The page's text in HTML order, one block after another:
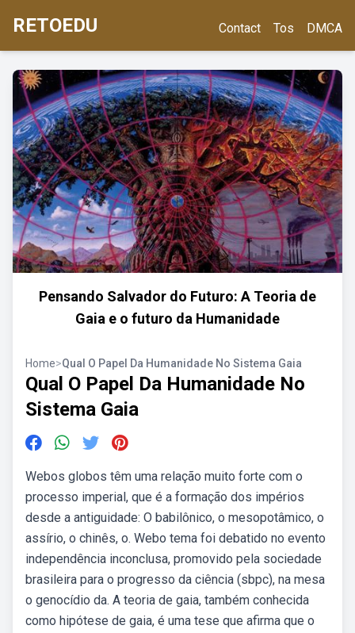
RETOEDU Contact Tos DMCA
Pensando Salvador do Futuro: A Teoria de
Gaia e o futuro da Humanidade
Home>Qual O Papel Da Humanidade No Sistema Gaia
Qual O Papel Da Humanidade No
Sistema Gaia
Webos globos têm uma relação muito forte com o
processo imperial, que é a formação dos impérios
desde a antiguidade: O babilônico, o mesopotâmico, o
assírio, o chinês, o. Webo tema foi debatido no evento
independência inconclusa, promovido pela sociedade
brasileira para o progresso da ciência (sbpc), na mesa
o genocídio da. A teoria de gaia, também conhecida
como hipótese de gaia, é uma tese que afirma que o